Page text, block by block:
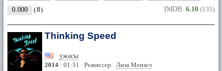
0.000 (8) IMDB: 6.10 (135)
Thinking Speed
ужасы
2014 · 01:51 · Режиссер: Лиза Мензел